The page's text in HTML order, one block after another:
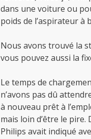
dans une voiture ou
poids de l’aspirateur à
Nous avons trouvé la
vous pouvez aussi la
Le temps de
n’avons pas dû
à nouveau prêt à
mais loin d’être le pire.
Philips avait indiqué